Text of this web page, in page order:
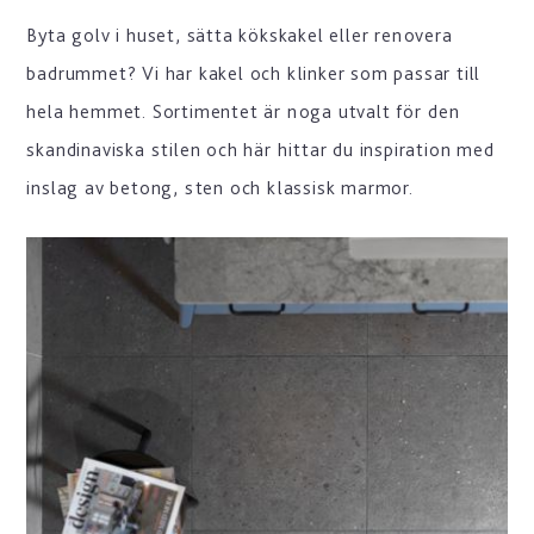
Byta golv i huset, sätta kökskakel eller renovera
badrummet? Vi har kakel och klinker som passar till
hela hemmet. Sortimentet är noga utvalt för den
skandinaviska stilen och här hittar du inspiration med
inslag av betong, sten och klassisk marmor.